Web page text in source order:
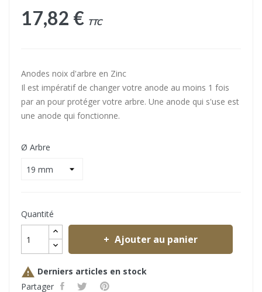
17,82 € TTC
Anodes noix d'arbre en Zinc
Il est impératif de changer votre anode au moins 1 fois
par an pour protéger votre arbre. Une anode qui s'use est
une anode qui fonctionne.
Ø Arbre
Quantité
Ajouter au panier
 Derniers articles en stock
Partager